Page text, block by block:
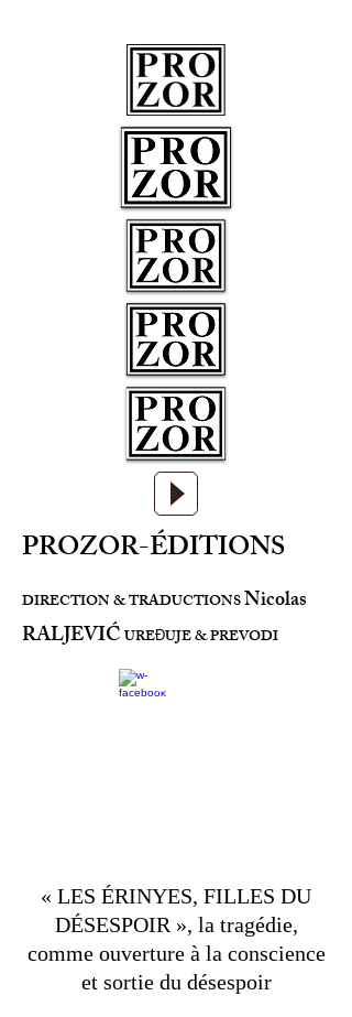
PROZOR-ÉDITIONS
DIRECTION & TRADUCTIONSNicolas
RALJEVIĆUREĐUJE & PREVODI
« LES ÉRINYES, FILLES DU
DÉSESPOIR », la tragédie,
comme ouverture à la conscience
et sortie du désespoir